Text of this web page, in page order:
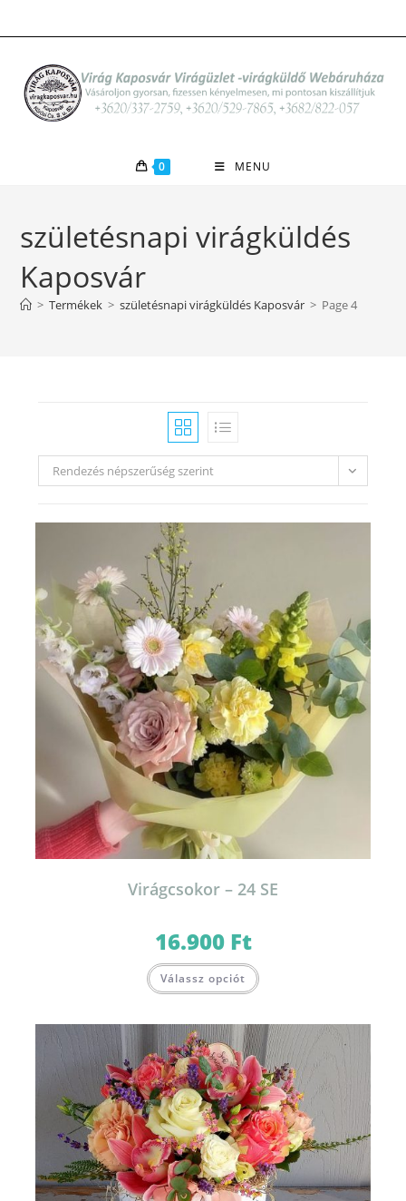
to
0 MENU
születésnapi virágküldés
Kaposvár
> Termékek > születésnapi virágküldés Kaposvár > Page 4
Rendezés népszerűség szerint
Virágcsokor – 24 SE
16.900 Ft
Válassz opciót